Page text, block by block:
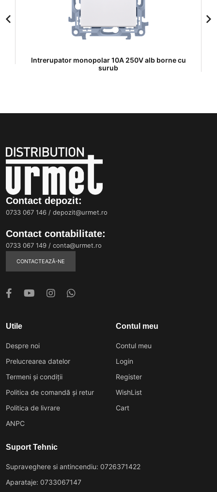
Intrerupator monopolar 10A 250V alb borne cu
surub
Contact depozit:
0733 067 146 / depozit@urmet.ro
Contact contabilitate:
0733 067 149 / conta@urmet.ro
CONTACTEAZĂ-NE
Utile
Despre noi
Prelucrearea datelor
Termeni și condiții
Politica de comandă și retur
Politica de livrare
ANPC
Contul meu
Contul meu
Login
Register
WishList
Cart
Suport Tehnic
Supraveghere si antincendiu: 0726371422
Aparataje: 0733067147